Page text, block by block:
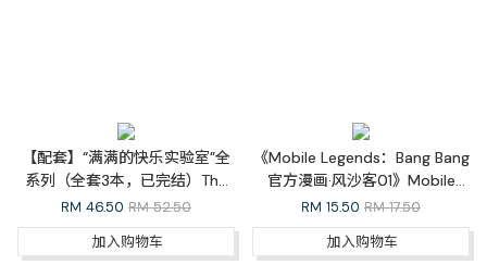
【配套】“满满的快乐实验室”全
系列（全套3本，已完结）The
Happiness Lab Whole Series
RM 46.50 RM 52.50
加入购物车
《Mobile Legends：Bang Bang
官方漫画·风沙客01》Mobile
Legends: Bang Bang Official
Comic Outlaw 01
RM 15.50 RM 17.50
加入购物车